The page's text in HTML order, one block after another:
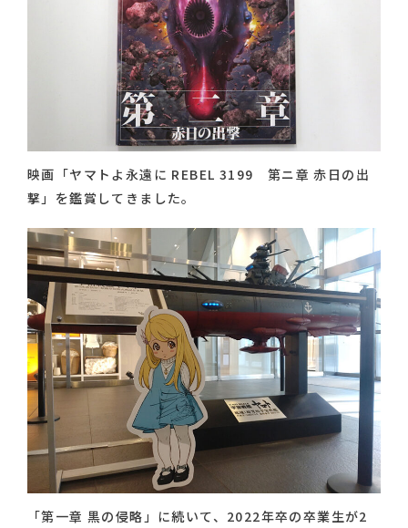
映画「ヤマトよ永遠に REBEL 3199 第ニ章 赤日の出
撃」を鑑賞してきました。
「第一章 黒の侵略」に続いて、2022年卒の卒業生が2